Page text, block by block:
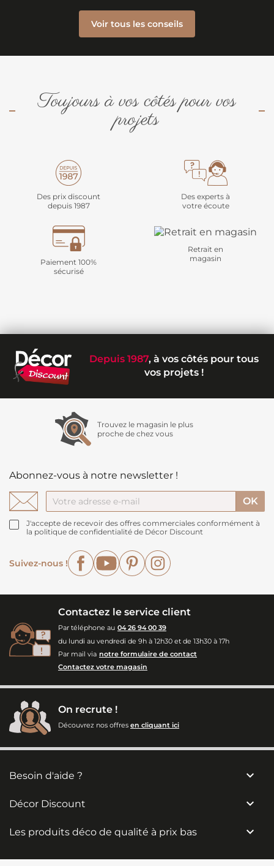
Voir tous les conseils
Toujours à vos côtés pour vos
projets
Des prix discount
depuis 1987
Des experts à
votre écoute
Paiement 100%
sécurisé
Retrait en
magasin
Depuis 1987, à vos côtés pour tous
vos projets !
Trouvez le magasin le plus
proche de chez vous
Abonnez-vous à notre newsletter !
J'accepte de recevoir des offres commerciales conformément à
la politique de confidentialité de Décor Discount
Suivez-nous !
FacebookYouTubePinterest
Contactez le service client
Par téléphone au 04 26 94 00 39
du lundi au vendredi de 9h à 12h30 et de 13h30 à 17h
Par mail via notre formulaire de contact
Contactez votre magasin
On recrute !
Découvrez nos offres en cliquant ici
Besoin d'aide ? 
Décor Discount 
Les produits déco de qualité à prix bas 